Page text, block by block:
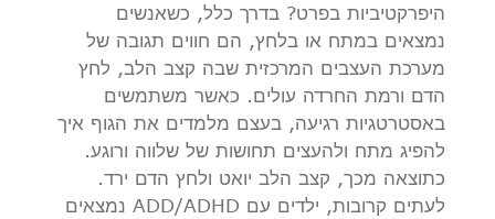
היפרקטיביות בפרט? בדרך כלל, כשאנשים
נמצאים במתח או בלחץ, הם חווים תגובה של
מערכת העצבים המרכזית שבה קצב הלב, לחץ
הדם ורמת החרדה עולים. כאשר משתמשים
באסטרטגיות רגיעה, בעצם מלמדים את הגוף איך
להפיג מתח ולהעצים תחושות של שלווה ורוגע.
כתוצאה מכך, קצב הלב יואט ולחץ הדם ירד.
לעתים קרובות, ילדים עם ADD/ADHD נמצאים